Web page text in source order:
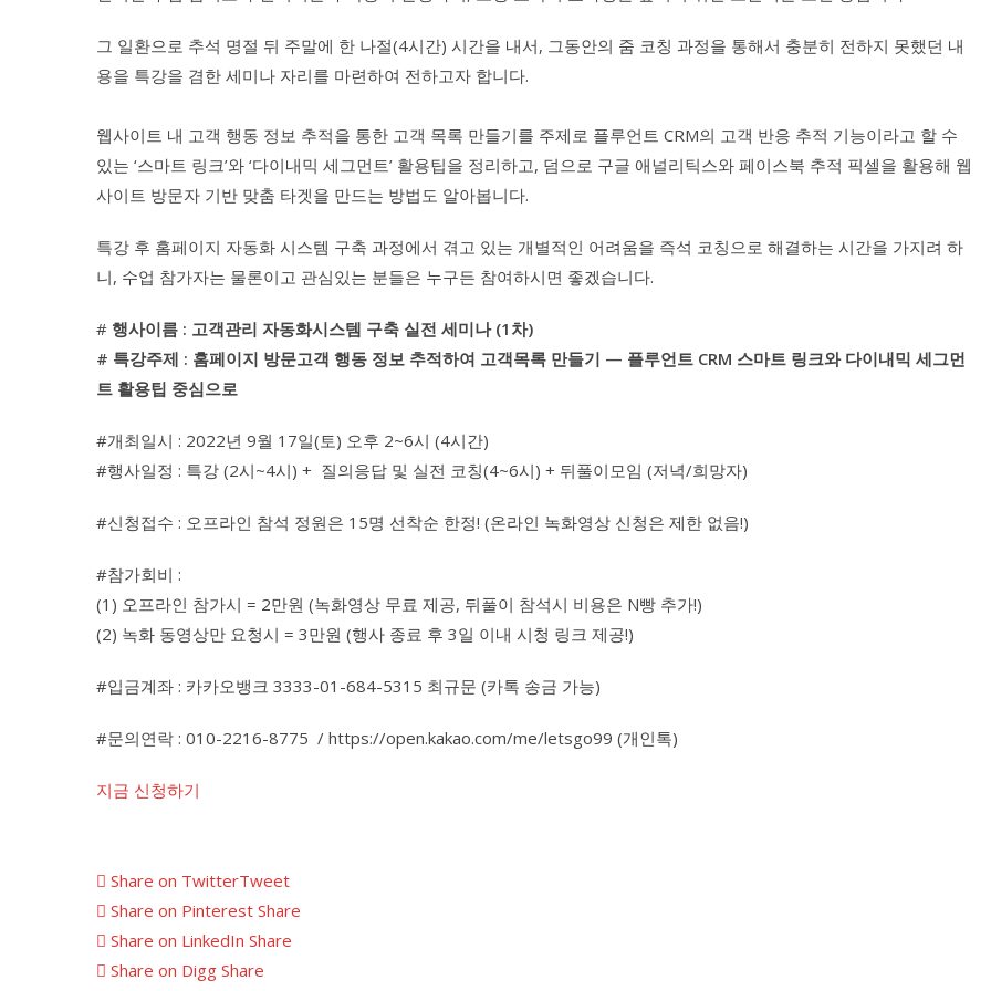
그 일환으로 추석 명절 뒤 주말에 한 나절(4시간) 시간을 내서, 그동안의 줌 코칭 과정을 통해서 충분히 전하지 못했던 내
용을 특강을 겸한 세미나 자리를 마련하여 전하고자 합니다.
웹사이트 내 고객 행동 정보 추적을 통한 고객 목록 만들기를 주제로 플루언트 CRM의 고객 반응 추적 기능이라고 할 수
있는 ‘스마트 링크’와 ‘다이내믹 세그먼트’ 활용팁을 정리하고, 덤으로 구글 애널리틱스와 페이스북 추적 픽셀을 활용해 웹
사이트 방문자 기반 맞춤 타겟을 만드는 방법도 알아봅니다.
특강 후 홈페이지 자동화 시스템 구축 과정에서 겪고 있는 개별적인 어려움을 즉석 코칭으로 해결하는 시간을 가지려 하
니, 수업 참가자는 물론이고 관심있는 분들은 누구든 참여하시면 좋겠습니다.
# 행사이름 : 고객관리 자동화시스템 구축 실전 세미나 (1차)
# 특강주제 : 홈페이지 방문고객 행동 정보 추적하여 고객목록 만들기 — 플루언트 CRM 스마트 링크와 다이내믹 세그먼
트 활용팁 중심으로
#개최일시 : 2022년 9월 17일(토) 오후 2~6시 (4시간)
#행사일정 : 특강 (2시~4시) + 질의응답 및 실전 코칭(4~6시) + 뒤풀이모임 (저녁/희망자)
#신청접수 : 오프라인 참석 정원은 15명 선착순 한정! (온라인 녹화영상 신청은 제한 없음!)
#참가회비 :
(1) 오프라인 참가시 = 2만원 (녹화영상 무료 제공, 뒤풀이 참석시 비용은 N빵 추가!)
(2) 녹화 동영상만 요청시 = 3만원 (행사 종료 후 3일 이내 시청 링크 제공!)
#입금계좌 : 카카오뱅크 3333-01-684-5315 최규문 (카톡 송금 가능)
#문의연락 : 010-2216-8775 / https://open.kakao.com/me/letsgo99 (개인톡)
지금 신청하기
Share on TwitterTweet
Share on Pinterest Share
Share on LinkedIn Share
Share on Digg Share